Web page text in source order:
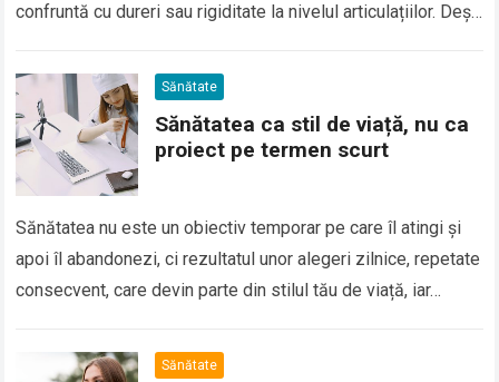
confruntă cu dureri sau rigiditate la nivelul articulațiilor. Deși
Sănătate
Sănătatea ca stil de viață, nu ca
proiect pe termen scurt
Sănătatea nu este un obiectiv temporar pe care îl atingi și
apoi îl abandonezi, ci rezultatul unor alegeri zilnice, repetate
consecvent, care devin parte din stilul tău de viață, iar…
Sănătate